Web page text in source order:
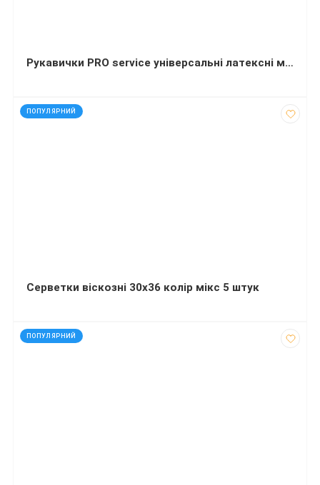
Рукавички PRO service універсальні латексні міцні М (1 пара)
ПОПУЛЯРНИЙ
код: 927663
Серветки віскозні 30х36 колір мікс 5 штук
ПОПУЛЯРНИЙ
код: 4393